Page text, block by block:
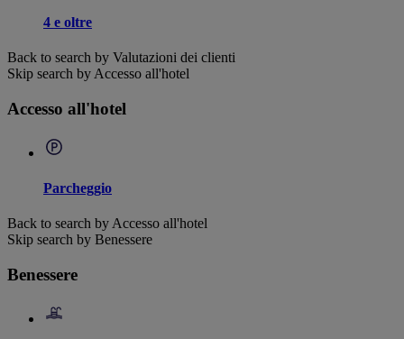
4 e oltre
Back to search by Valutazioni dei clienti
Skip search by Accesso all'hotel
Accesso all'hotel
Parcheggio
Back to search by Accesso all'hotel
Skip search by Benessere
Benessere